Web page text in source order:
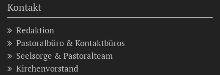
Kontakt
Redaktion
Pastoralbüro & Kontaktbüros
Seelsorge & Pastoralteam
Kirchenvorstand